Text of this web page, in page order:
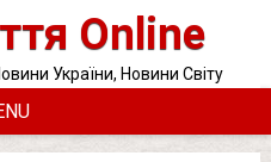
Online
України, Новини Світу